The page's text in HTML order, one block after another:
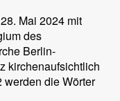
Mai 2024 mit
des
Berlin-
kirchenaufsichtlich
werden die Wörter